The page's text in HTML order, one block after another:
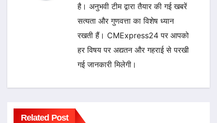
है। अनुभवी टीम द्वारा तैयार की गई खबरें
सत्यता और गुणवत्ता का विशेष ध्यान
रखती हैं। CMExpress24 पर आपको
हर विषय पर अद्यतन और गहराई से परखी
गई जानकारी मिलेगी।
Related Post